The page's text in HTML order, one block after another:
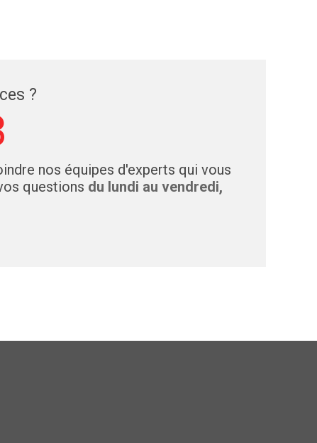
?
nos équipes d'experts qui vous
questions du lundi au vendredi,